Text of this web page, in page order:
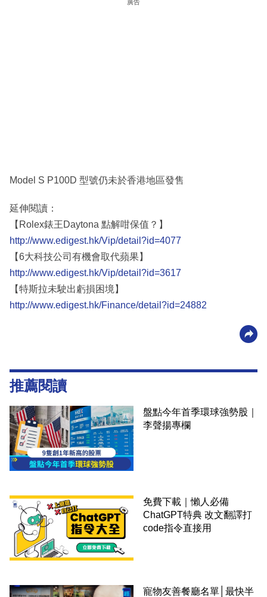
廣告
Model S P100D 型號仍未於香港地區發售
延伸閱讀：
【Rolex錶王Daytona 點解咁保值？】
http://www.edigest.hk/Vip/detail?id=4077
【6大科技公司有機會取代蘋果】
http://www.edigest.hk/Vip/detail?id=3617
【特斯拉未駛出虧損困境】
http://www.edigest.hk/Finance/detail?id=24882
推薦閱讀
盤點今年首季環球強勢股｜
李聲揚專欄
免費下載｜懶人必備
ChatGPT特典 改文翻譯打
code指令直接用
寵物友善餐廳名單│最快半